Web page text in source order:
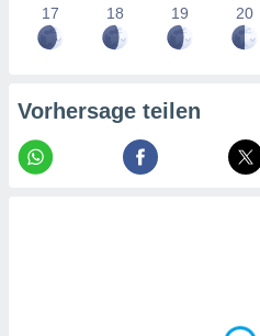
17 18 19 20
Vorhersage teilen